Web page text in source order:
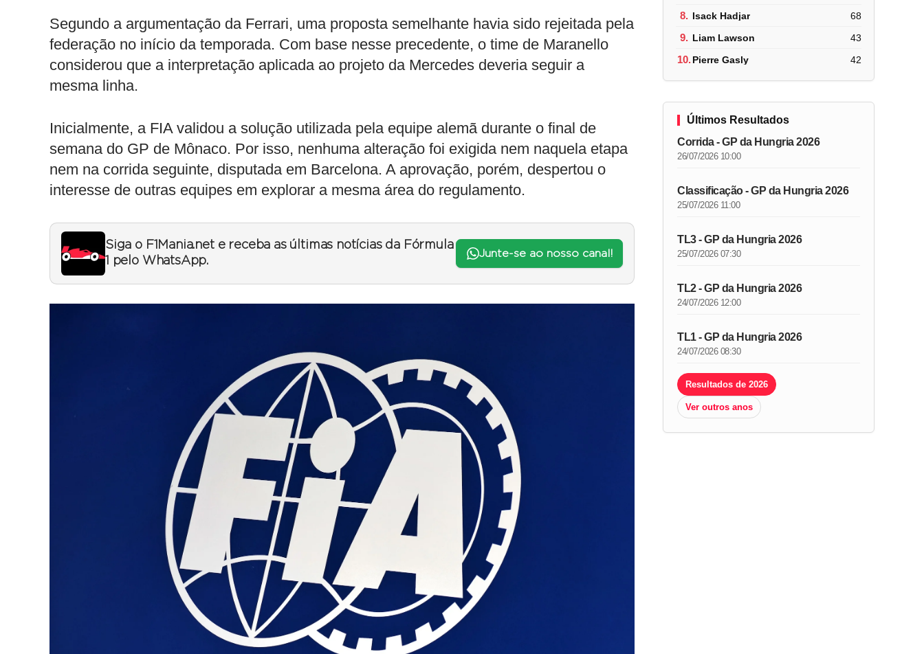
Segundo a argumentação da Ferrari, uma proposta semelhante havia sido rejeitada pela
federação no início da temporada. Com base nesse precedente, o time de Maranello
considerou que a interpretação aplicada ao projeto da Mercedes deveria seguir a
mesma linha.
Inicialmente, a FIA validou a solução utilizada pela equipe alemã durante o final de
semana do GP de Mônaco. Por isso, nenhuma alteração foi exigida nem naquela etapa
nem na corrida seguinte, disputada em Barcelona. A aprovação, porém, despertou o
interesse de outras equipes em explorar a mesma área do regulamento.
Siga o F1Mania.net e receba as últimas notícias da Fórmula
1 pelo WhatsApp.
Junte-se ao nosso canal!
8. Isack Hadjar 68
9. Liam Lawson 43
10.Pierre Gasly 42
Últimos Resultados
Corrida - GP da Hungria 2026
26/07/2026 10:00
Classificação - GP da Hungria 2026
25/07/2026 11:00
TL3 - GP da Hungria 2026
25/07/2026 07:30
TL2 - GP da Hungria 2026
24/07/2026 12:00
TL1 - GP da Hungria 2026
24/07/2026 08:30
Resultados de 2026
Ver outros anos